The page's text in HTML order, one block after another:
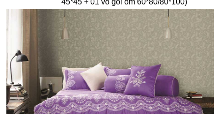
45*45 + 01 vỏ gối ôm 60*80/80*100)